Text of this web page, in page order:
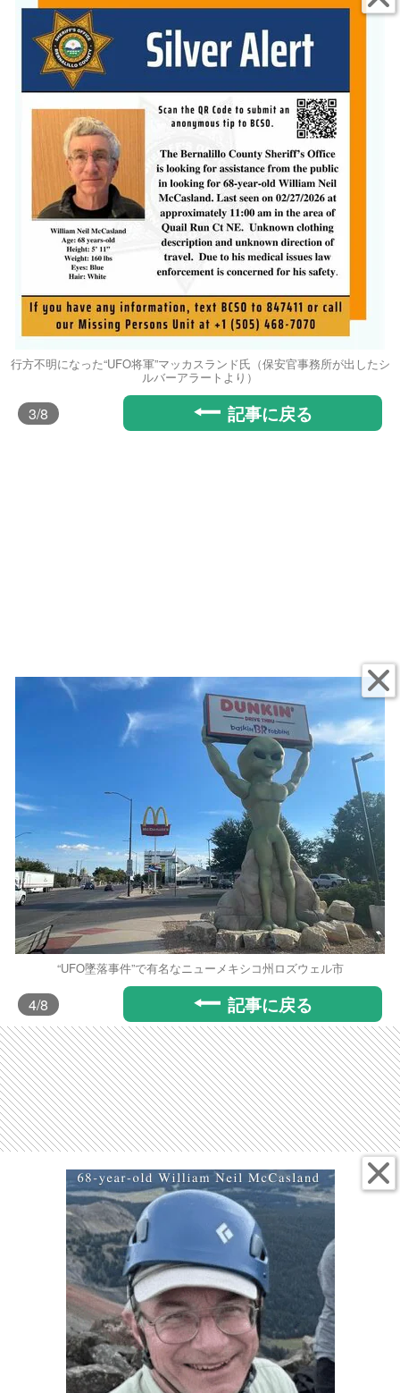
行方不明になった“UFO将軍”マッカスランド氏（保安官事務所が出したシ
ルバーアラートより）
3/8 記事に戻る
“UFO墜落事件”で有名なニューメキシコ州ロズウェル市
4/8 記事に戻る